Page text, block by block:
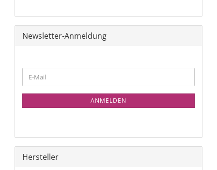
Newsletter-Anmeldung
ZUR
NEWSLETTER-
E-
Mail
ANMELDEN
Hersteller